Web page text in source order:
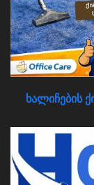
ხალიჩების